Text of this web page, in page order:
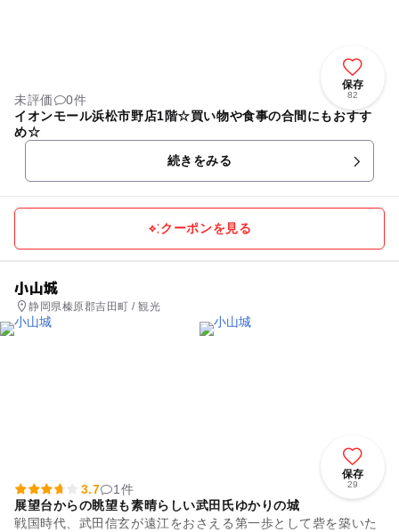
保存
82
未評価
0件
イオンモール浜松市野店1階☆買い物や食事の合間にもおすす
め☆
続きをみる
クーポンを見る
小山城
静岡県榛原郡吉田町 / 観光
保存
29
3.7
1件
展望台からの眺望も素晴らしい武田氏ゆかりの城
戦国時代、武田信玄が遠江をおさえる第一歩として砦を築いた